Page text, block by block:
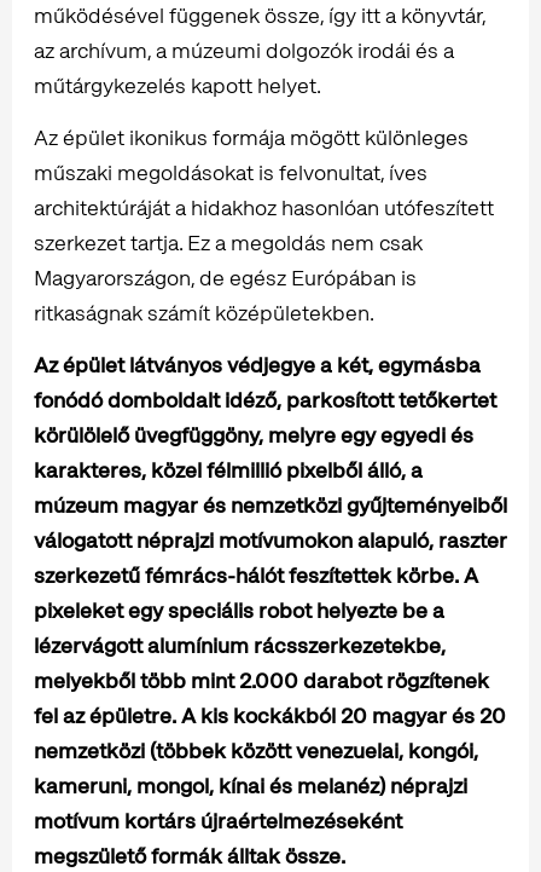
működésével függenek össze, így itt a könyvtár,
az archívum, a múzeumi dolgozók irodái és a
műtárgykezelés kapott helyet.
Az épület ikonikus formája mögött különleges
műszaki megoldásokat is felvonultat, íves
architektúráját a hidakhoz hasonlóan utófeszített
szerkezet tartja. Ez a megoldás nem csak
Magyarországon, de egész Európában is
ritkaságnak számít középületekben.
Az épület látványos védjegye a két, egymásba
fonódó domboldalt idéző, parkosított tetőkertet
körülölelő üvegfüggöny, melyreegy egyedi és
karakteres, közel félmillió pixelből álló, a
múzeum magyar és nemzetközi gyűjteményeiből
válogatott néprajzi motívumokon alapuló, raszter
szerkezetű fémrács-hálót feszítettek körbe. A
pixeleket egy speciális robot helyezte be a
lézervágott alumínium rácsszerkezetekbe,
melyekből több mint 2.000 darabot rögzítenek
fel az épületre. A kis kockákból 20 magyar és 20
nemzetközi (többek között venezuelai, kongói,
kameruni, mongol, kínai és melanéz) néprajzi
motívum kortárs újraértelmezéseként
megszülető formák álltak össze.